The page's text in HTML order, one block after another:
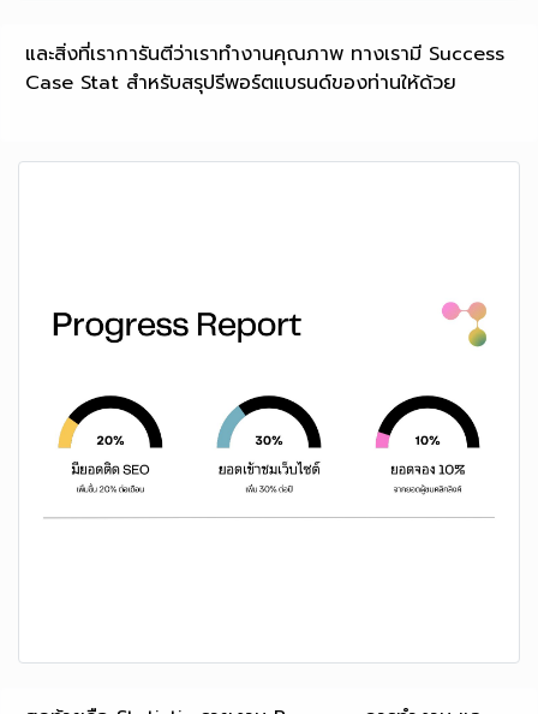
และสิ่งที่เราการันตีว่าเราทำงานคุณภาพ ทางเรามี Success
Case Stat สำหรับสรุปรีพอร์ตแบรนด์ของท่านให้ด้วย